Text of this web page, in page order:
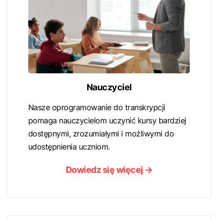
Nauczyciel
Nasze oprogramowanie do transkrypcji
pomaga nauczycielom uczynić kursy bardziej
dostępnymi, zrozumiałymi i możliwymi do
udostępnienia uczniom.
Dowiedz się więcej →